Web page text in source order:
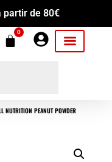
partir de 80€
0
NUTRITION PEANUT POWDER